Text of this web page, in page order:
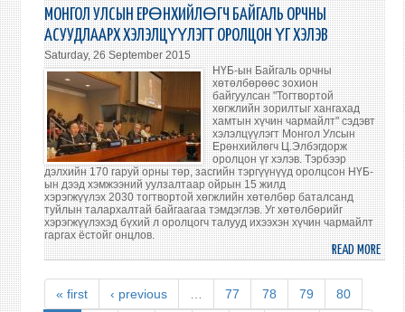
AT
THE
HIGH-
LEVEL
SIDE
МОНГОЛ УЛСЫН ЕРӨНХИЙЛӨГЧ БАЙГАЛЬ ОРЧНЫ
АСУУДЛААРХ ХЭЛЭЛЦҮҮЛЭГТ ОРОЛЦОН ҮГ ХЭЛЭВ
Saturday, 26 September 2015
НҮБ-ын Байгаль орчны
хөтөлбөрөөс зохион
байгуулсан "Тогтвортой
хөгжлийн зорилтыг хангахад
хамтын хүчин чармайлт" сэдэвт
хэлэлцүүлэгт Монгол Улсын
Ерөнхийлөгч Ц.Элбэгдорж
оролцон үг хэлэв. Тэрбээр
дэлхийн 170 гаруй орны төр, засгийн тэргүүнүүд оролцсон НҮБ-
ын дээд хэмжээний уулзалтаар ойрын 15 жилд
хэрэгжүүлэх 2030 тогтвортой хөгжлийн хөтөлбөр баталсанд
туйлын талархалтай байгаагаа тэмдэглэв. Уг хөтөлбөрийг
хэрэгжүүлэхэд бүхий л оролцогч талууд ихээхэн хүчин чармайлт
гаргах ёстойг онцлов.
READ MORE
« first ‹ previous 77 78 79 80